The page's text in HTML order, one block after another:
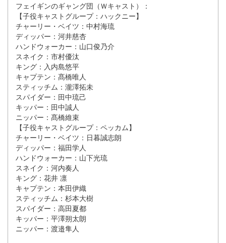
フェイギンのギャング団（Ｗキャスト）：
【子役キャストグループ：ハックニー】
チャーリー・ベイツ：中村海琉
ディッパー：河井慈杏
ハンドウォーカー：山口俊乃介
スネイク：市村優汰
キング：入内島悠平
キャプテン：髙橋唯人
スティッチム：瀧澤拓未
スパイダー：田中琉己
キッパー：田中誠人
ニッパー：髙橋維束
【子役キャストグループ：ペッカム】
チャーリー・ベイツ：日暮誠志朗
ディッパー：福田学人
ハンドウォーカー：山下光琉
スネイク：河内奏人
キング：花井 凛
キャプテン：本田伊織
スティッチム：杉本大樹
スパイダー：高田夏都
キッパー：平澤朔太朗
ニッパー：渡邉隼人